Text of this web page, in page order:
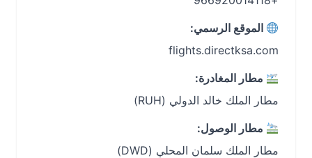
الموقع الرسمي:
flights.directksa.com
مطار المغادرة:
مطار الملك خالد الدولي (RUH)
مطار الوصول:
مطار الملك سلمان المحلي (DWD)